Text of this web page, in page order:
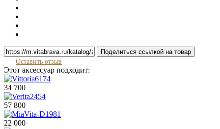
Поделиться ссылкой на товар
Оставить отзыв
Этот аксессуар подходит:
34 700
57 800
22 000